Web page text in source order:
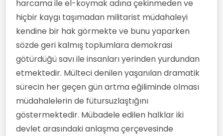
harcama ile el-koymak adına çekinmeden ve
hiçbir kaygı taşımadan militarist müdahaleyi
kendine bir hak görmekte ve bunu yaparken
sözde geri kalmış toplumlara demokrasi
götürdüğü savı ile insanları yerinden yurdundan
etmektedir. Mülteci denilen yaşanılan dramatik
sürecin her geçen gün artma eğiliminde olması
müdahalelerin de fütursuzlaştığını
göstermektedir. Mübadele edilen halklar iki
devlet arasındaki anlaşma çerçevesinde